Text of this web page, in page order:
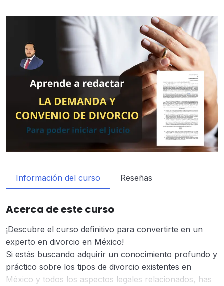
Información del curso Reseñas
Acerca de este curso
¡Descubre el curso definitivo para convertirte en un
experto en divorcio en México!
Si estás buscando adquirir un conocimiento profundo y
práctico sobre los tipos de divorcio existentes en
México y todos los aspectos legales relacionados, has